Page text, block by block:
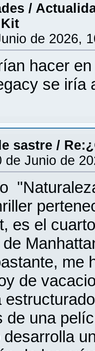
/
de 2026,
hacer
se iría
sastre /
de Junio de
es el
me
de
de una